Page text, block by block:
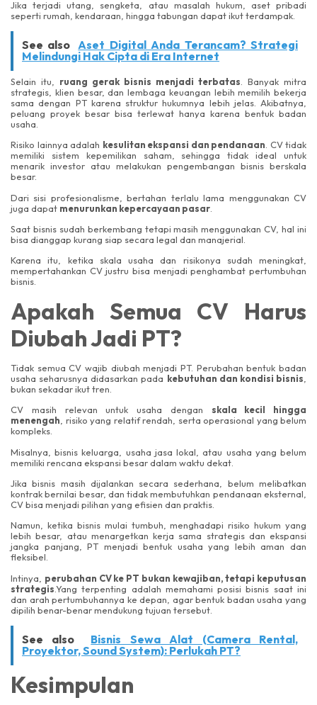
Jika terjadi utang, sengketa, atau masalah hukum, aset pribadi
seperti rumah, kendaraan, hingga tabungan dapat ikut terdampak.
See also Aset Digital Anda Terancam? Strategi
Melindungi Hak Cipta di Era Internet
Selain itu, ruang gerak bisnis menjadi terbatas . Banyak mitra
strategis, klien besar, dan lembaga keuangan lebih memilih bekerja
sama dengan PT karena struktur hukumnya lebih jelas. Akibatnya,
peluang proyek besar bisa terlewat hanya karena bentuk badan
usaha.
Risiko lainnya adalah kesulitan ekspansi dan pendanaan. CV tidak
memiliki sistem kepemilikan saham, sehingga tidak ideal untuk
menarik investor atau melakukan pengembangan bisnis berskala
besar.
Dari sisi profesionalisme, bertahan terlalu lama menggunakan CV
juga dapat menurunkan kepercayaan pasar
Saat bisnis sudah berkembang tetapi masih menggunakan CV, hal ini
bisa dianggap kurang siap secara legal dan manajerial.
Karena itu, ketika skala usaha dan risikonya sudah meningkat,
mempertahankan CV justru bisa menjadi penghambat pertumbuhan
bisnis.
Apakah Semua CV Harus
Diubah Jadi PT?
Tidak semua CV wajib diubah menjadi PT. Perubahan bentuk badan
usaha seharusnya didasarkan pada kebutuhan dan kondisi bisnis
bukan sekadar ikut tren.
CV masih relevan untuk usaha dengan skala kecil hingga
menengah, risiko yang relatif rendah, serta operasional yang belum
kompleks.
Misalnya, bisnis keluarga, usaha jasa lokal, atau usaha yang belum
memiliki rencana ekspansi besar dalam waktu dekat.
Jika bisnis masih dijalankan secara sederhana, belum melibatkan
kontrak bernilai besar, dan tidak membutuhkan pendanaan eksternal,
CV bisa menjadi pilihan yang efisien dan praktis.
Namun, ketika bisnis mulai tumbuh, menghadapi risiko hukum yang
lebih besar, atau menargetkan kerja sama strategis dan ekspansi
jangka panjang, PT menjadi bentuk usaha yang lebih aman dan
fleksibel.
Intinya, perubahan CV ke PT bukan kewajiban, tetapi keputusan
strategis.Yang terpenting adalah memahami posisi bisnis saat ini
dan arah pertumbuhannya ke depan, agar bentuk badan usaha yang
dipilih benar-benar mendukung tujuan tersebut.
See also
Bisnis Sewa Alat (Camera Rental,
Proyektor, Sound System): Perlukah PT?
Kesimpulan